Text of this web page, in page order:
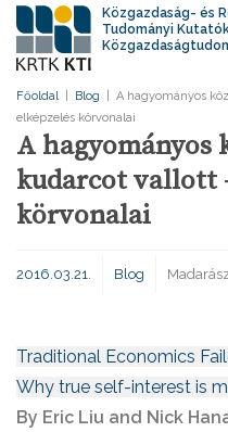
Közgazdaság- és
Tudományi
Főoldal Blog
A hagyományos
elképzelés körvonalai
A hagyományos
kudarcot vallott
körvonalai
2016.03.21. Blog
Traditional Economics
Why true self-interest is
By Eric Liu and Nick